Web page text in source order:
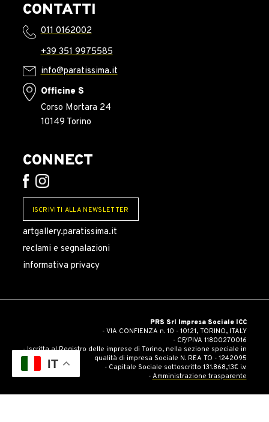
CONTATTI
011 0162002
+39 351 9975585
info@paratissima.it
Officine S
Corso Mortara 24
10149 Torino
CONNECT
ISCRIVITI ALLA NEWSLETTER
artgallery.paratissima.it
reclami e segnalazioni
informativa privacy
PRS Srl Impresa Sociale ICC
- VIA CONFIENZA n. 10 - 10121, TORINO, ITALY
- CF/PIVA 11800270016
- Iscritta al Registro delle imprese di Torino, nella sezione speciale in
qualità di impresa Sociale N. REA TO - 1242095
- Capitale Sociale sottoscritto 131.868,13€ i.v.
- Amministrazione trasparente
IT